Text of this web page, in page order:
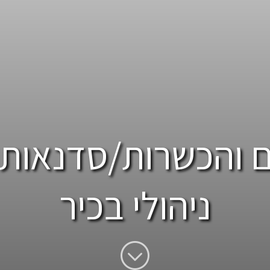
והכשרות/
ניהולי בכיר